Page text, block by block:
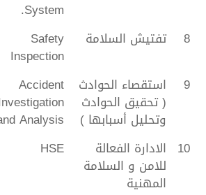
System.
8 تفتيش السلامة Safety
Inspection
9 استقصاء الحوادث
( تحقيق الحوادث
وتحليل أسبابها )
Accident
Analysis
10 الادارة الفعالة
للامن و السلامة
المهنية
HSE